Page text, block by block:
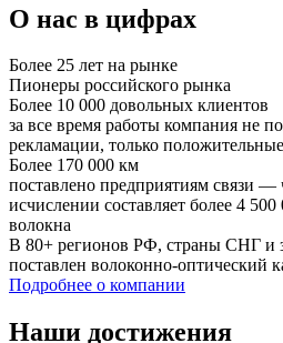
О нас в цифрах
Более 25 лет на рынке
Пионеры российского рынка
Более 10 000 довольных клиентов
за все время работы компания не
рекламации, только
Более 170 000 км
поставлено предприятиям связи
исчислении составляет более 4
волокна
В 80+ регионов РФ, страны СНГ и
поставлен волоконно-оптический
Подробнее о компании
Наши достижения